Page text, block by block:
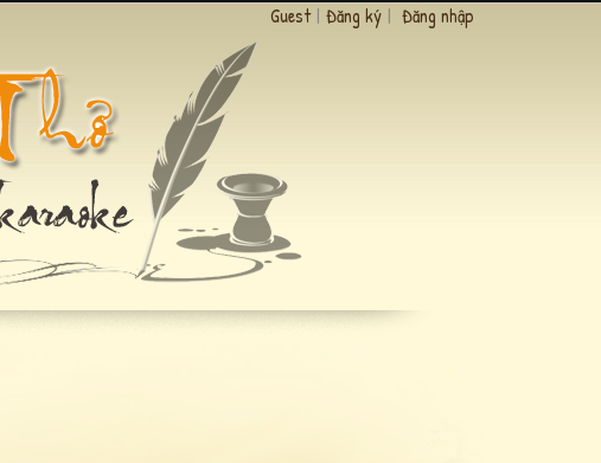
Guest | Đăng ký | Đăng nhập